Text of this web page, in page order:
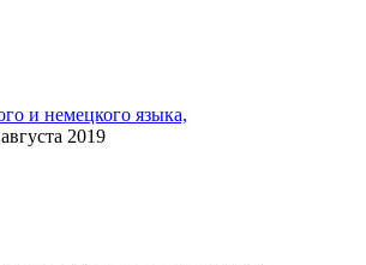
и немецкого языка,
2019